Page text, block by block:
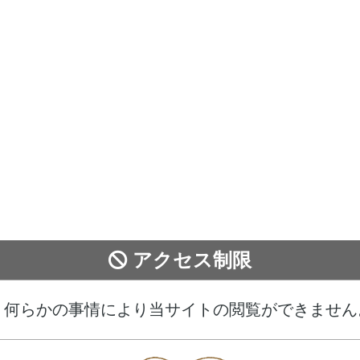
アクセス制限
何らかの事情により当サイトの閲覧ができませ